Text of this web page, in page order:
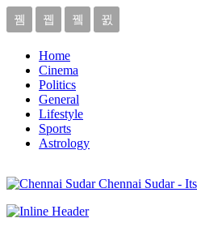
Home
Cinema
Politics
General
Lifestyle
Sports
Astrology
Chennai Sudar -